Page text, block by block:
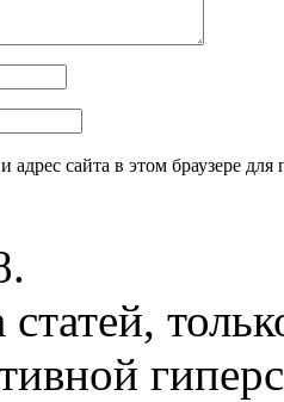
адрес сайта в этом браузере
статей,